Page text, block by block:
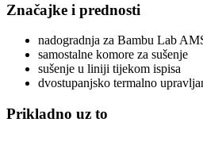
Značajke i prednosti
nadogradnja za Bambu Lab
samostalne komore za sušenje
sušenje u liniji tijekom ispisa
dvostupanjsko termalno
Prikladno uz to